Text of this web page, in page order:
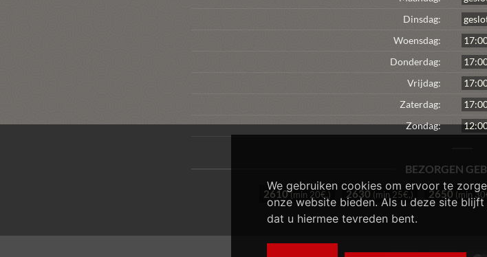
Dinsdag:
Woensdag:
Donderdag:
Vrijdag:
Zaterdag:
Zondag:
BEZORGEN
2610(min 20€,) 2630 (min 25€,) 2650 (min
We gebruiken cookies om ervoor te
onze website bieden. Als u deze site
dat u hiermee tevreden bent.